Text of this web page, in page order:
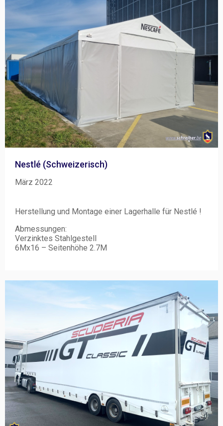
Nestlé (Schweizerisch)
März 2022
Herstellung und Montage einer Lagerhalle für Nestlé !
Abmessungen:
Verzinktes Stahlgestell
6Mx16 – Seitenhöhe 2.7M